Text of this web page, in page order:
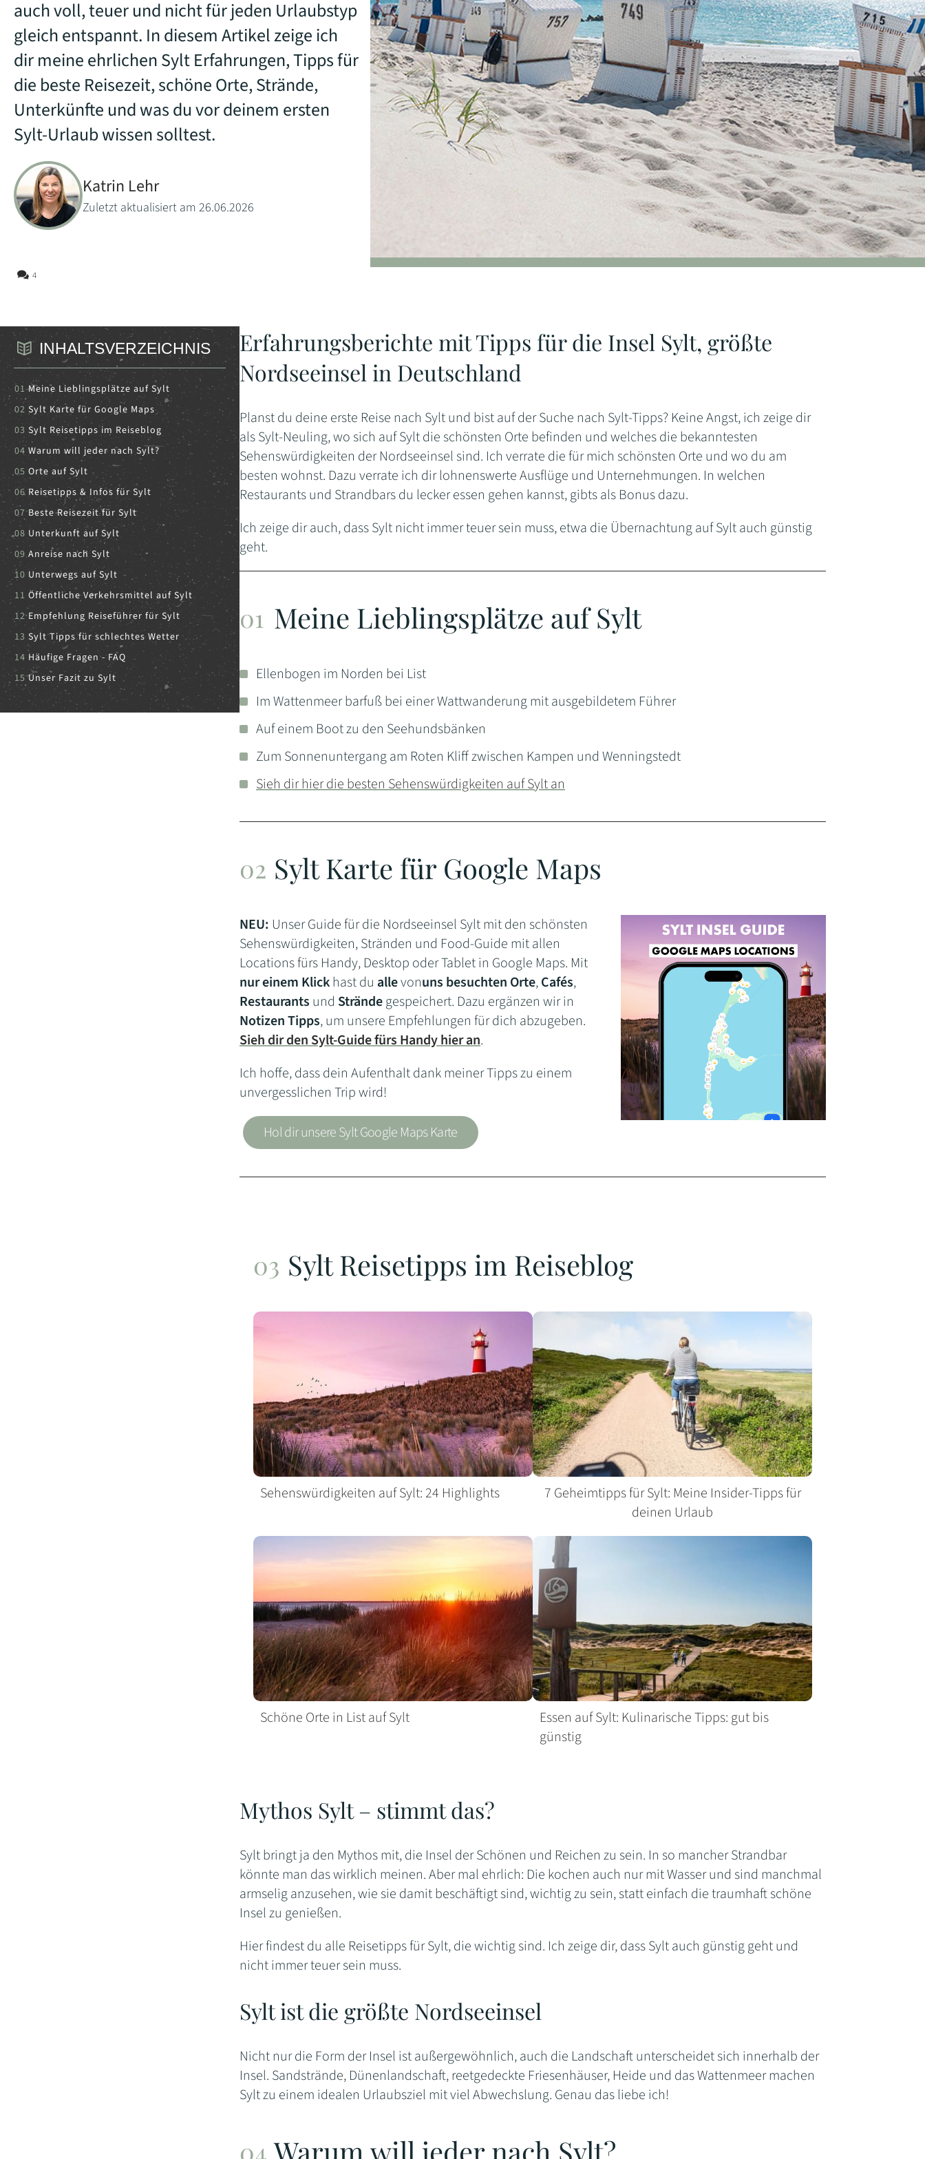
auch voll, teuer und nicht für jeden Urlaubstyp
gleich entspannt. In diesem Artikel zeige ich
dir meine ehrlichen Sylt Erfahrungen, Tipps für
die beste Reisezeit, schöne Orte, Strände,
Unterkünfte und was du vor deinem ersten
Sylt-Urlaub wissen solltest.
Katrin Lehr
Zuletzt aktualisiert am 26.06.2026
4
Erfahrungsberichte mit Tipps für die Insel Sylt, größte
Nordseeinsel in Deutschland
Planst du deine erste Reise nach Sylt und bist auf der Suche nach Sylt-Tipps? Keine Angst, ich zeige dir
als Sylt-Neuling, wo sich auf Sylt die schönsten Orte befinden und welches die bekanntesten
Sehenswürdigkeiten der Nordseeinsel sind. Ich verrate die für mich schönsten Orte und wo du am
besten wohnst. Dazu verrate ich dir lohnenswerte Ausflüge und Unternehmungen. In welchen
Restaurants und Strandbars du lecker essen gehen kannst, gibts als Bonus dazu.
Ich zeige dir auch, dass Sylt nicht immer teuer sein muss, etwa die Übernachtung auf Sylt auch günstig
geht.
Meine Lieblingsplätze auf Sylt
Ellenbogen im Norden bei List
Im Wattenmeer barfuß bei einer Wattwanderung mit ausgebildetem Führer
Auf einem Boot zu den Seehundsbänken
Zum Sonnenuntergang am Roten Kliff zwischen Kampen und Wenningstedt
Sieh dir hier die besten Sehenswürdigkeiten auf Sylt an
Sylt Karte für Google Maps
NEU: Unser Guide für die Nordseeinsel Sylt mit den schönsten
Sehenswürdigkeiten, Stränden und Food-Guide mit allen
Locations fürs Handy, Desktop oder Tablet in Google Maps. Mit
nur einem Klickhast du allevonuns besuchten Orte,Cafés,
Restaurants und Strändegespeichert. Dazu ergänzen wir in
NotizenTipps, um unsere Empfehlungen für dich abzugeben.
Sieh dir den Sylt-Guide fürs Handy hier an.
Ich hoffe, dass dein Aufenthalt dank meiner Tipps zu einem
unvergesslichen Trip wird!
Hol dir unsere Sylt Google Maps Karte
Sylt Reisetipps im Reiseblog
Sehenswürdigkeiten auf Sylt: 24 Highlights
7 Geheimtipps für Sylt: Meine Insider-Tipps für
deinen Urlaub
Schöne Orte in List auf Sylt
Essen auf Sylt: Kulinarische Tipps: gut bis
günstig
Mythos Sylt – stimmt das?
Sylt bringt ja den Mythos mit, die Insel der Schönen und Reichen zu sein. In so mancher Strandbar
könnte man das wirklich meinen. Aber mal ehrlich: Die kochen auch nur mit Wasser und sind manchmal
armselig anzusehen, wie sie damit beschäftigt sind, wichtig zu sein, statt einfach die traumhaft schöne
Insel zu genießen.
Hier findest du alle Reisetipps für Sylt, die wichtig sind. Ich zeige dir, dass Sylt auch günstig geht und
nicht immer teuer sein muss.
Sylt ist die größte Nordseeinsel
Nicht nur die Form der Insel ist außergewöhnlich, auch die Landschaft unterscheidet sich innerhalb der
Insel. Sandstrände, Dünenlandschaft, reetgedeckte Friesenhäuser, Heide und das Wattenmeer machen
Sylt zu einem idealen Urlaubsziel mit viel Abwechslung. Genau das liebe ich!
Warum will jeder nach Sylt?
INHALTSVERZEICHNIS
Meine Lieblingsplätze auf Sylt
Sylt Karte für Google Maps
Sylt Reisetipps im Reiseblog
Warum will jeder nach Sylt?
Orte auf Sylt
Reisetipps & Infos für Sylt
Beste Reisezeit für Sylt
Unterkunft auf Sylt
Anreise nach Sylt
Unterwegs auf Sylt
Öffentliche Verkehrsmittel auf Sylt
Empfehlung Reiseführer für Sylt
Sylt Tipps für schlechtes Wetter
Häufige Fragen - FAQ
Unser Fazit zu Sylt